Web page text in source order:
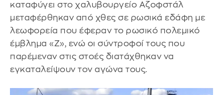
καταφύγει στο χαλυβουργείο Αζοφστάλ
μεταφέρθηκαν από χθες σε ρωσικά εδάφη με
λεωφορεία που έφεραν το ρωσικό πολεμικό
έμβλημα «Z», ενώ οι σύντροφοί τους που
παρέμεναν στις στοές διατάχθηκαν να
εγκαταλείψουν τον αγώνα τους.